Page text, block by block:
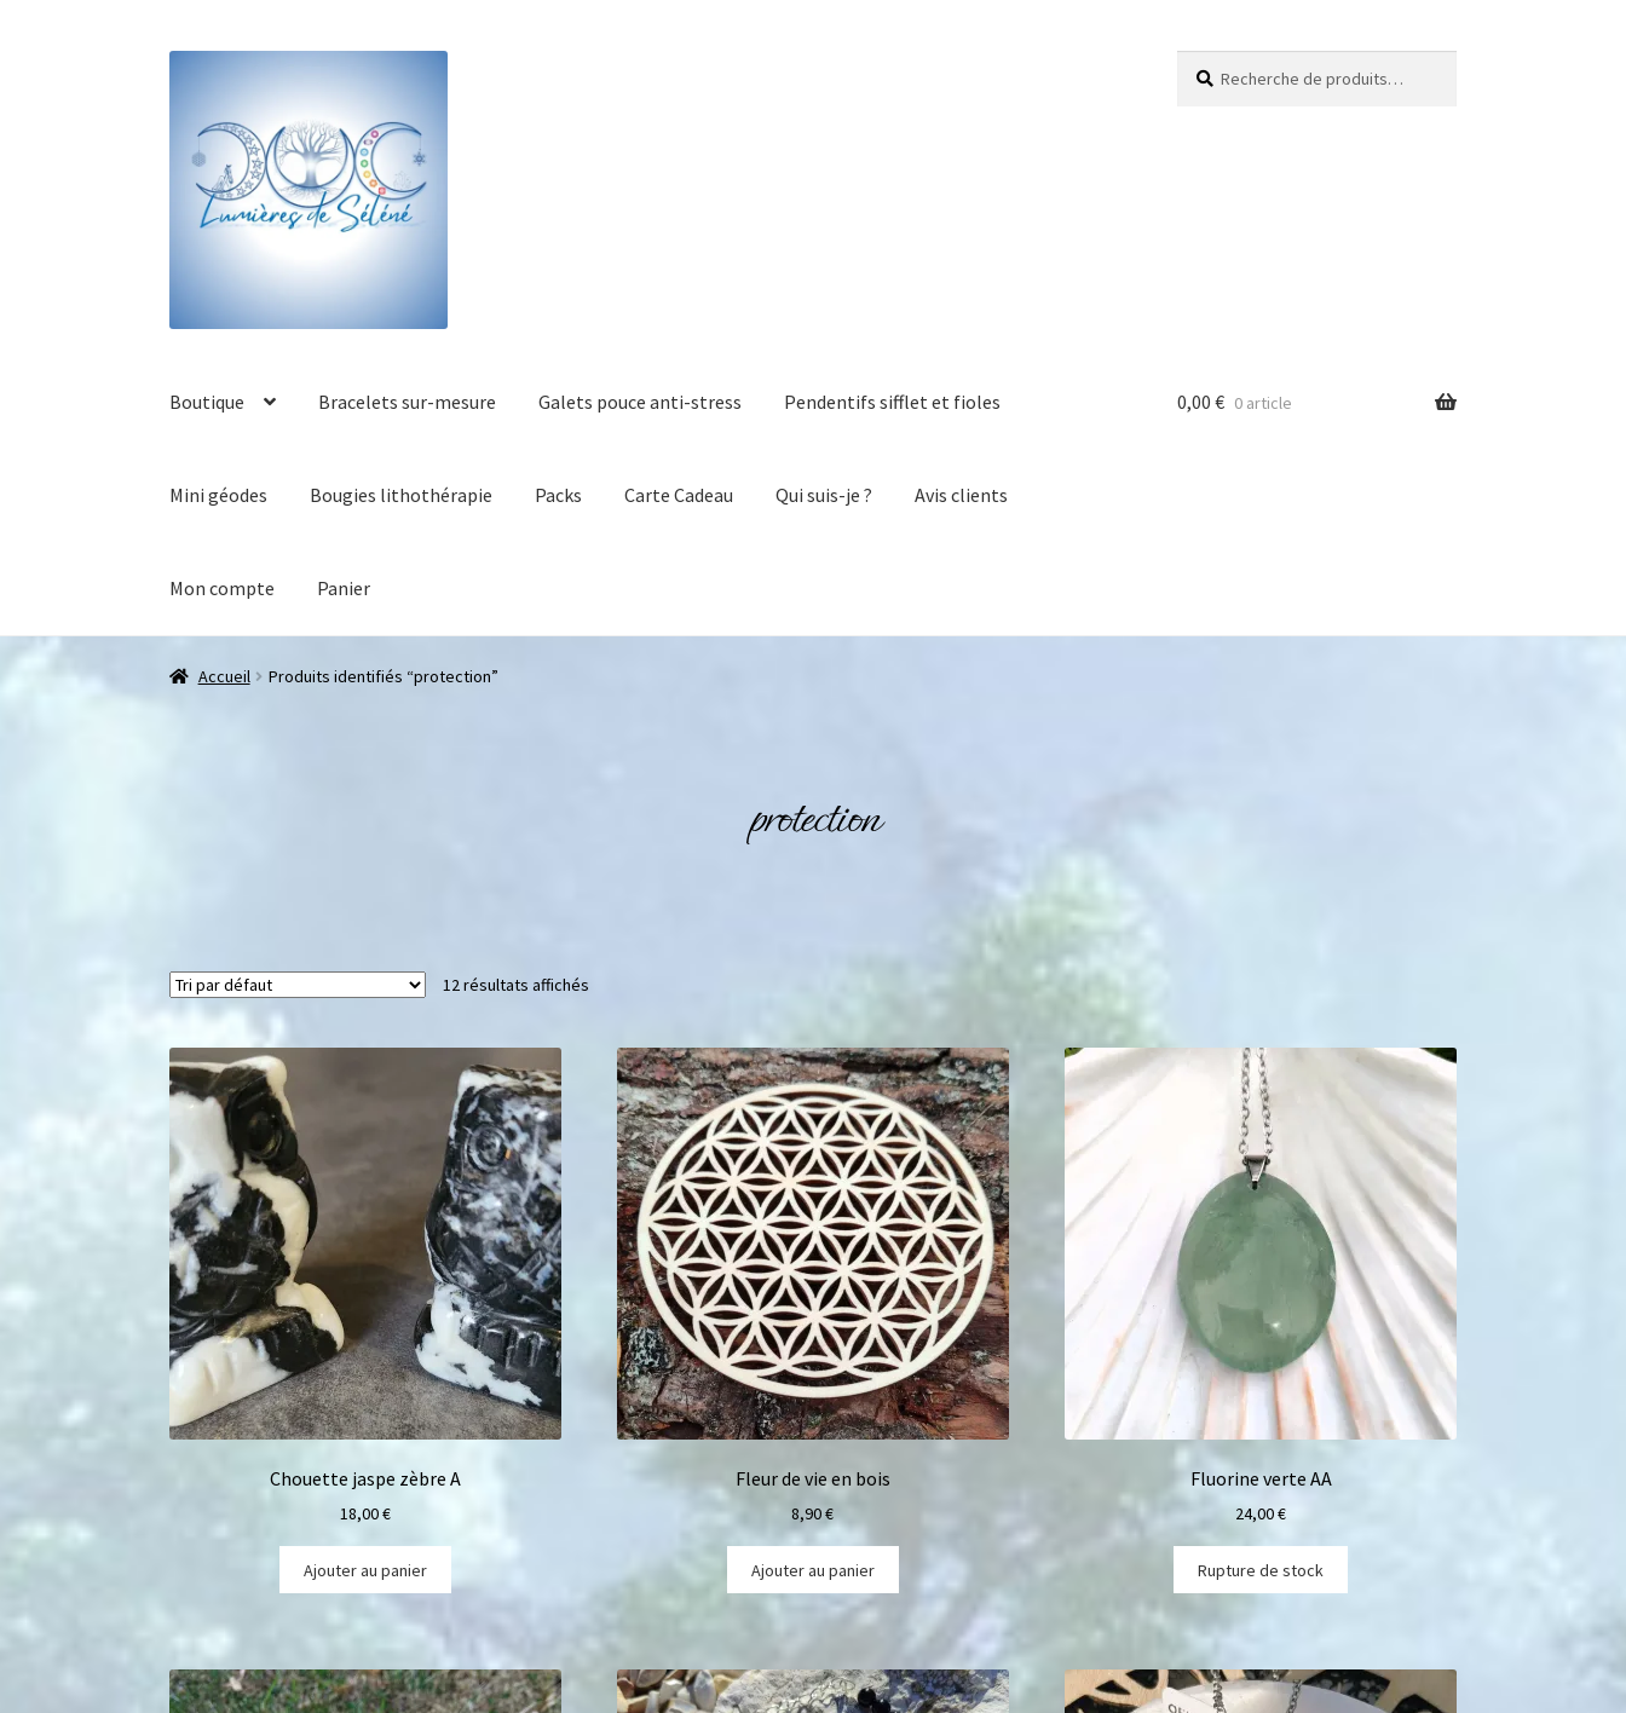
Boutique Bracelets sur-mesure Galets pouce anti-stress Pendentifs sifflet et fioles
Mini géodes Bougies lithothérapie Packs Carte Cadeau Qui suis-je ? Avis clients
Mon compte Panier
0,00 € 0 article
Accueil Produits identifiés “protection”
protection
12 résultats affichés
Chouette jaspe zèbre A
18,00€
Ajouter au panier
Fleur de vie en bois
8,90€
Ajouter au panier
Fluorine verte AA
24,00€
Rupture de stock